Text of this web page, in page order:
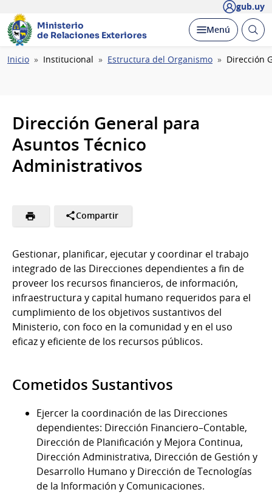
gub.uy
Ministerio
de Relaciones Exteriores
Desplegar
Menú Abrir
Ruta
Inicio Institucional Estructura del Organismo Dirección
Dirección General para
Asuntos Técnico
Administrativos
Compartir
Gestionar, planificar, ejecutar y coordinar el trabajo
integrado de las Direcciones dependientes a fin de
proveer los recursos financieros, de información,
infraestructura y capital humano requeridos para el
cumplimiento de los objetivos sustantivos del
Ministerio, con foco en la comunidad y en el uso
eficaz y eficiente de los recursos públicos.
Cometidos Sustantivos
Ejercer la coordinación de las Direcciones
dependientes: Dirección Financiero–Contable,
Dirección de Planificación y Mejora Continua,
Dirección Administrativa, Dirección de Gestión y
Desarrollo Humano y Dirección de Tecnologías
de la Información y Comunicaciones.